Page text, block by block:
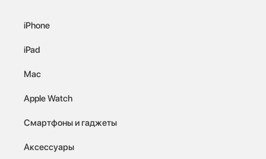
iPhone
iPad
Mac
Apple Watch
Смартфоны и гаджеты
Аксессуары